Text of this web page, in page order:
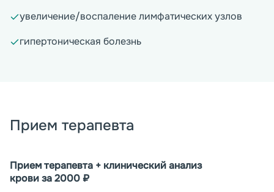
увеличение/воспаление лимфатических узлов
гипертоническая болезнь
Прием терапевта
Прием терапевта + клинический анализ
крови за 2000 ₽